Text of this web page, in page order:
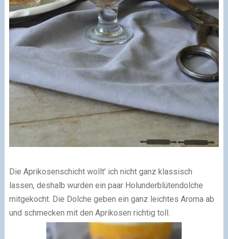
Die Aprikosenschicht wollt' ich nicht ganz klassisch
lassen, deshalb wurden ein paar Holunderblütendolche
mitgekocht. Die Dolche geben ein ganz leichtes Aroma ab
und schmecken mit den Aprikosen richtig toll.